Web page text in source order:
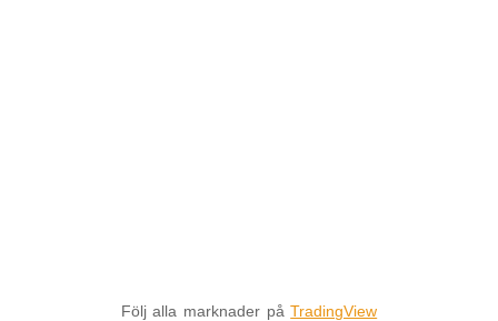
Följ alla marknader påTradingView